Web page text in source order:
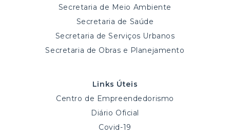
Secretaria de Meio Ambiente
Secretaria de Saúde
Secretaria de Serviços Urbanos
Secretaria de Obras e Planejamento
Links Úteis
Centro de Empreendedorismo
Diário Oficial
Covid-19